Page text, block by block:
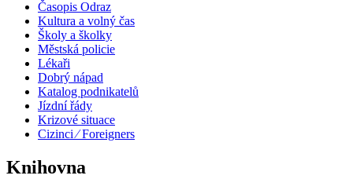
Časopis Odraz
Kultura a volný čas
Školy a školky
Městská policie
Lékaři
Dobrý nápad
Katalog podnikatelů
Jízdní řády
Krizové situace
Cizinci ⁄ Foreigners
Knihovna